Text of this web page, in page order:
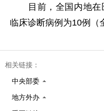
目前，全国内地在
临床诊断病例为10例（
相关链接：
中央部委
地方外办